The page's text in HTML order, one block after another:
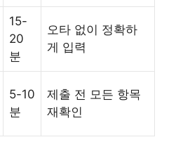
15-
20
분
오타 없이 정확하
게 입력
5-10
분
제출 전 모든 항목
재확인